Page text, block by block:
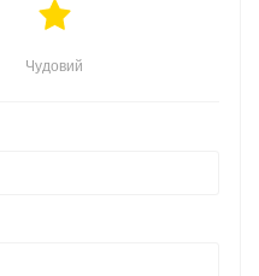
Чудовий